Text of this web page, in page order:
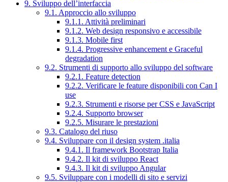
9. Sviluppo dell’interfaccia
9.1. Approccio allo sviluppo
9.1.1. Attività preliminari
9.1.2. Web design responsivo e accessibile
9.1.3. Mobile first
9.1.4. Progressive enhancement e Graceful
degradation
9.2. Strumenti di supporto allo sviluppo del software
9.2.1. Feature detection
9.2.2. Verificare le feature disponibili con Can I
use
9.2.3. Strumenti e risorse per CSS e JavaScript
9.2.4. Supporto browser
9.2.5. Misurare le prestazioni
9.3. Catalogo del riuso
9.4. Sviluppare con il design system .italia
9.4.1. Il framework Bootstrap Italia
9.4.2. Il kit di sviluppo React
9.4.3. Il kit di sviluppo Angular
9.5. Sviluppare con i modelli di sito e servizi